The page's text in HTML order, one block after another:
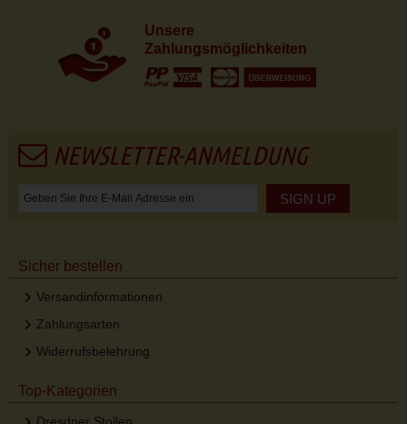
Unsere
Zahlungsmöglichkeiten
NEWSLETTER-ANMELDUNG
SIGN UP
Sicher bestellen
Versandinformationen
Zahlungsarten
Widerrufsbelehrung
Top-Kategorien